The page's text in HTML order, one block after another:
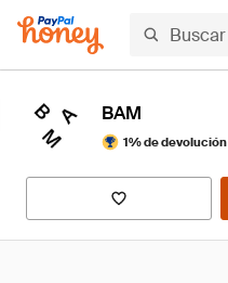
BAM
1% de devolución